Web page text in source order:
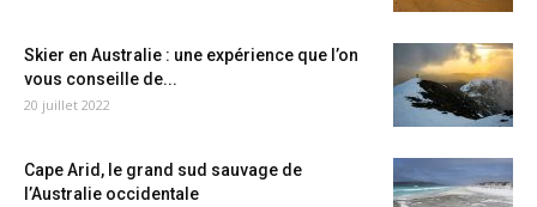
Skier en Australie : une expérience que l’on
vous conseille de...
20 juillet 2022
Cape Arid, le grand sud sauvage de
l’Australie occidentale